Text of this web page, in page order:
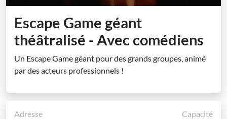
Escape Game géant
théâtralisé - Avec comédiens
Un Escape Game géant pour des grands groupes, animé
par des acteurs professionnels !
Adresse
Capacité